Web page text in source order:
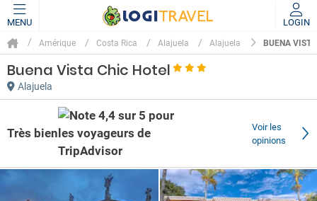
MENU LOGIN
Amérique Costa Rica Alajuela Alajuela BUENA
Buena Vista Chic Hotel
Alajuela
Très bien
Voir les
opinions